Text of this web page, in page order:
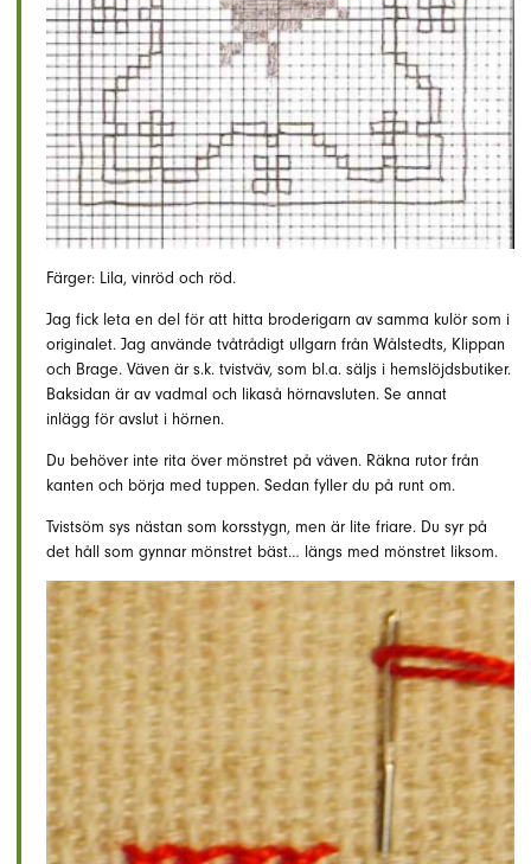
Färger: Lila, vinröd och röd.
Jag fick leta en del för att hitta broderigarn av samma kulör som i
originalet. Jag använde tvåtrådigt ullgarn från Wålstedts, Klippan
och Brage. Väven är s.k. tvistväv, som bl.a. säljs i hemslöjdsbutiker.
Baksidan är av vadmal och likaså hörnavsluten. Se annat
inlägg för avslut i hörnen.
Du behöver inte rita över mönstret på väven. Räkna rutor från
kanten och börja med tuppen. Sedan fyller du på runt om.
Tvistsöm sys nästan som korsstygn, men är lite friare. Du syr på
det håll som gynnar mönstret bäst… längs med mönstret liksom.